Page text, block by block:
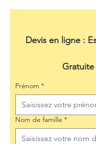
Devis en ligne :
Gratuite
Prénom *
Nom de famille *